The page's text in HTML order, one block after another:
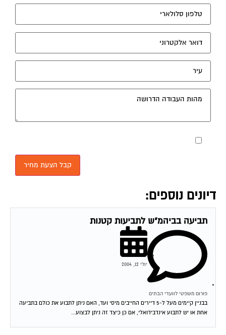
דיונים נוספים:
תביעה בביהמ"ש לתביעות קטנות
פורום משפטי לוועדי הבתים
יולי 12, 2004
בבניין קיימים מעל ל-5 דיירים החייבים מיסי ועד, האם ניתן לתבוע את כולם בתביעה
אחת או יש לתבוע אינדבידואלי, אם כן כיצד זה ניתן לבצוע...